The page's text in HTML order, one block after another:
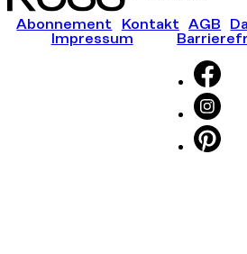
Abonnement Kontakt AGB
Impressum